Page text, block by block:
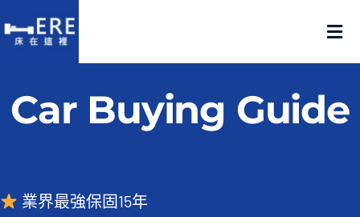
to
認識床在這裡
門市在這裡
Car Buying Guide
業界最強保固15年